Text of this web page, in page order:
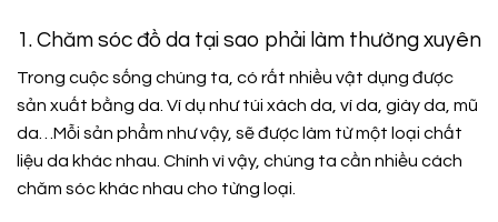
1. Chăm sóc đồ da tại sao phải làm thường xuyên
Trong cuộc sống chúng ta, có rất nhiều vật dụng được
sản xuất bằng da. Ví dụ như túi xách da, ví da, giày da, mũ
da…Mỗi sản phẩm như vậy, sẽ được làm từ một loại chất
liệu da khác nhau. Chính vì vậy, chúng ta cần nhiều cách
chăm sóc khác nhau cho từng loại.